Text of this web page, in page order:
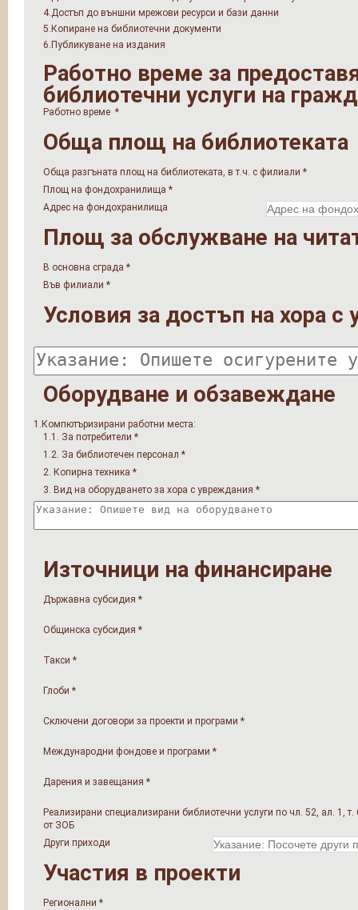
4.Достъп до външни мрежови ресурси и бази данни
5.Копиране на библиотечни документи
6.Публикуване на издания
Работно време за
библиотечни услуги на
Работно време *
Обща площ на библиотеката
Обща разгъната площ на библиотеката, в т.ч. с филиали *
Площ на фондохранилища *
Адрес на фондохранилища
Площ за обслужване на
В основна сграда *
Във филиали *
Условия за достъп на хора с
Оборудване и обзавеждане
1.Компютъризирани работни места:
1.1. За потребители *
1.2. За библиотечен персонал *
2. Копирна техника *
3. Вид на оборудването за хора с увреждания *
Източници на финансиране
Държавна субсидия *
Общинска субсидия *
Такси *
Глоби *
Сключени договори за проекти и програми *
Международни фондове и програми *
Дарения и завещания *
Реализирани специализирани библиотечни услуги по чл. 52, ал. 1, т.
от ЗОБ
Други приходи
Участия в проекти
Регионални *